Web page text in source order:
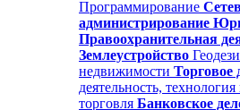
Программирование
администрирование
Правоохранительная
Землеустройство
недвижимости Торговое
деятельность,
торговля Банковское